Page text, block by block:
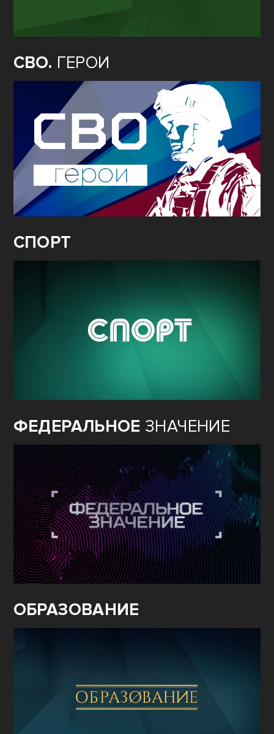
СВО. ГЕРОИ
СПОРТ
ФЕДЕРАЛЬНОЕ ЗНАЧЕНИЕ
ОБРАЗОВАНИЕ